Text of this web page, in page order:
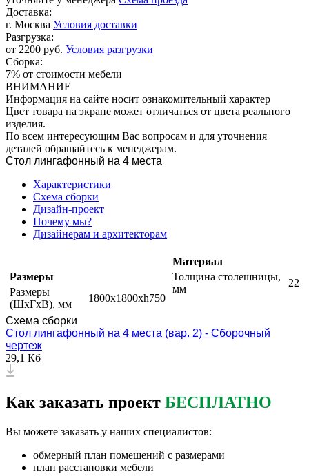
Доставка:
г. Москва Условия доставки
Разгрузка:
от 2200 руб. Условия разгрузки
Сборка:
7% от стоимости мебели
ВНИМАНИЕ
Информация на сайте носит ознакомительный характер
Цвет товара на экране может отличаться от цвета реального
изделия.
По всем интересующим Вас вопросам и для уточнения
деталей обращайтесь к менеджерам.
Стол лингафонный на 4 места
Характеристики
Схема сборки
Дизайн-проект
Почему мы?
Дизайнерам и архитекторам
Размеры
Размеры
(ШxГxВ), мм
1800х1800хh750
Материал
Толщина столешницы,
мм
22
Схема сборки
Стол лингафонный на 4 места (вар. 2) - Сборочный
чертеж
29,1 Кб
Как заказать проект БЕСПЛАТНО
Вы можете заказать у наших специалистов:
обмерный план помещений с размерами
план расстановки мебели